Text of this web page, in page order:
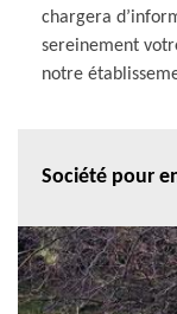
chargera
sereinement
notre
Société pour